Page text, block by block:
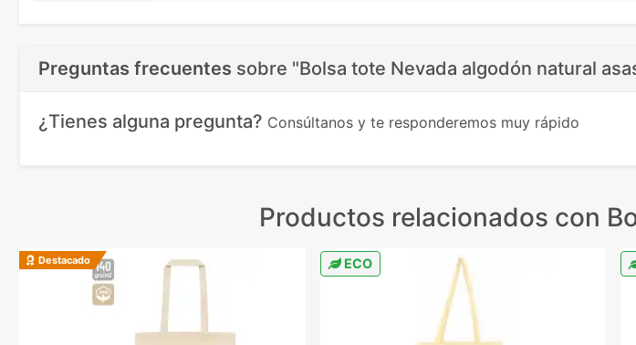
Preguntas frecuentes sobre "Bolsa tote Nevada algodón natural
¿Tienes alguna pregunta? Consúltanos y te responderemos muy rápido
Productos relacionados con
Destacado ECO